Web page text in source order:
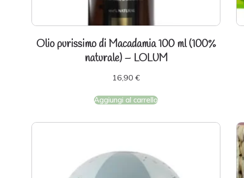
Olio purissimo di Macadamia 100 ml (100%
naturale) – LOLUM
16,90 €
Aggiungi al carrello